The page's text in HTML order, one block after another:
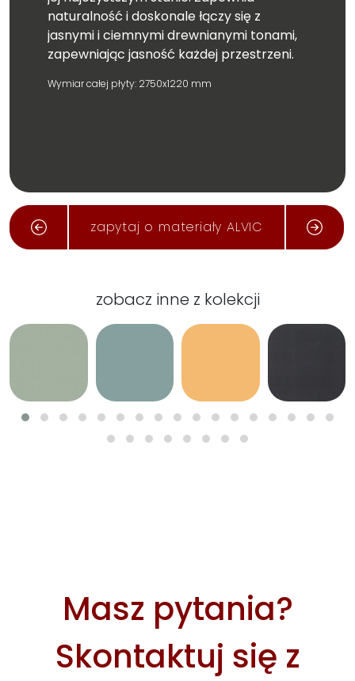
naturalność i doskonale łączy się z
jasnymi i ciemnymi drewnianymi tonami,
zapewniając jasność każdej przestrzeni.
Wymiar całej płyty: 2750x1220 mm
zapytaj o materiały ALVIC
zobacz inne z kolekcji
Masz pytania?
Skontaktuj się z